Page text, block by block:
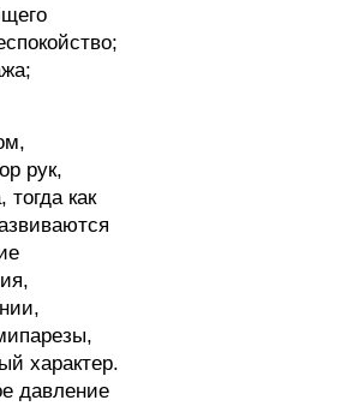
рук,
как
характер.
давление